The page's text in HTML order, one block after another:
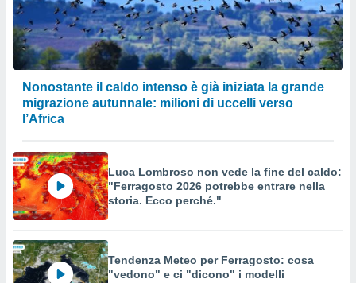
Nonostante il caldo intenso è già iniziata la grande
migrazione autunnale: milioni di uccelli verso
l’Africa
Luca Lombroso non vede la fine del caldo:
"Ferragosto 2026 potrebbe entrare nella
storia. Ecco perché."
Tendenza Meteo per Ferragosto: cosa
"vedono" e ci "dicono" i modelli